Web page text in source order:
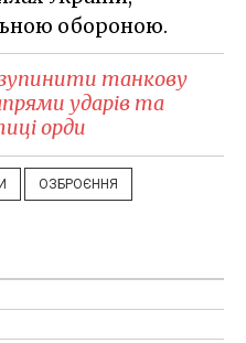
обороною.
танкову
ударів та
орди
ОЗБРОЄННЯ